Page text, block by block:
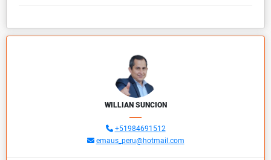
WILLIAN SUNCION
+51984691512
emaus_peru@hotmail.com